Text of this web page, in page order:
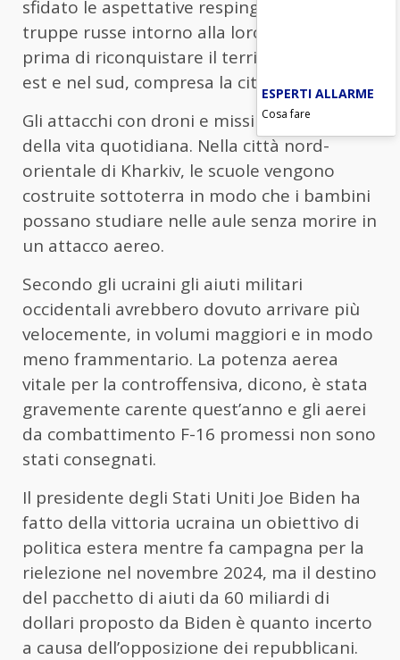
sfidato le aspettative respingendo le
truppe russe intorno alla loro capitale
prima di riconquistare il territorio nel nord-
est e nel sud, compresa la città di Kherson.
Gli attacchi con droni e missili fanno parte
della vita quotidiana. Nella città nord-
orientale di Kharkiv, le scuole vengono
costruite sottoterra in modo che i bambini
possano studiare nelle aule senza morire in
un attacco aereo.
Secondo gli ucraini gli aiuti militari
occidentali avrebbero dovuto arrivare più
velocemente, in volumi maggiori e in modo
meno frammentario. La potenza aerea
vitale per la controffensiva, dicono, è stata
gravemente carente quest’anno e gli aerei
da combattimento F-16 promessi non sono
stati consegnati.
Il presidente degli Stati Uniti Joe Biden ha
fatto della vittoria ucraina un obiettivo di
politica estera mentre fa campagna per la
rielezione nel novembre 2024, ma il destino
del pacchetto di aiuti da 60 miliardi di
dollari proposto da Biden è quanto incerto
a causa dell’opposizione dei repubblicani.
ESPERTI ALLARME
Cosa fare